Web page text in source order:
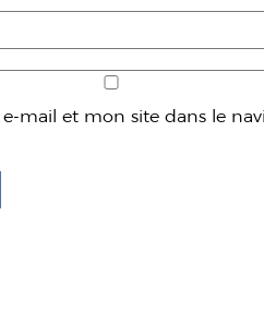
mail et mon site dans le